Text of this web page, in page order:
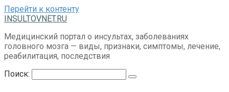
Перейти к контенту
INSULTOVNET.RU
Медицинский портал о инсультах, заболеваниях
головного мозга — виды, признаки, симптомы, лечение,
реабилитация, последствия
Поиск: